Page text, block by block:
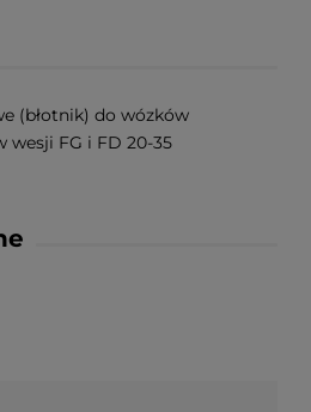
(błotnik) do wózków
wesji FG i FD 20-35